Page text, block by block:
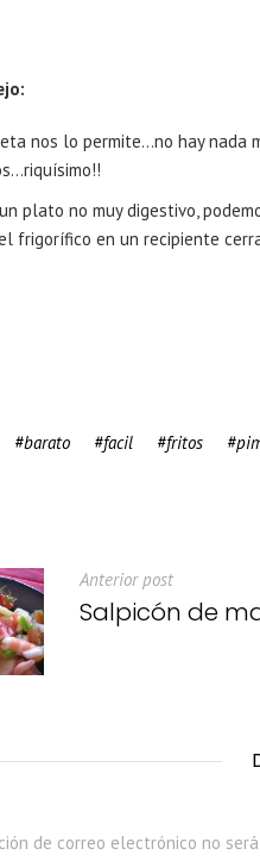
nos lo permite…no hay nada
plato no muy digestivo,
frigorífico en un recipiente
barato facil fritos
Anterior post
Salpicón de
de correo electrónico no